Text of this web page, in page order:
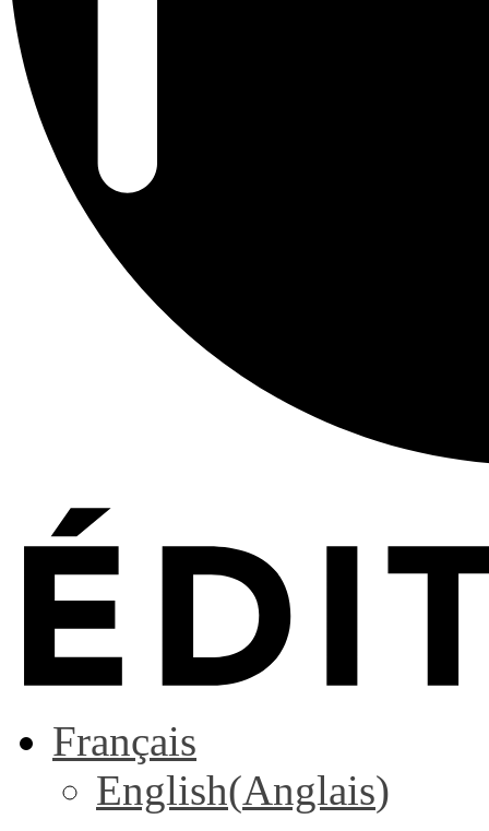
Français
English(Anglais)